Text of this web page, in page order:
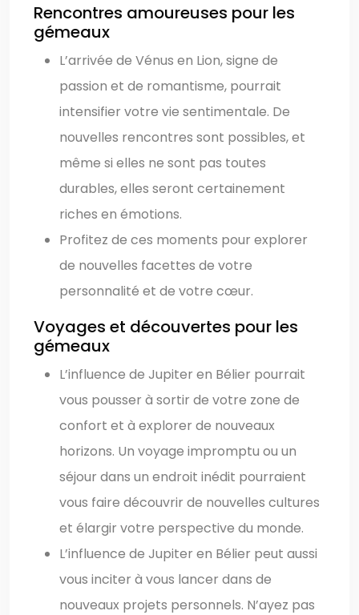
Rencontres amoureuses pour les
gémeaux
L’arrivée de Vénus en Lion, signe de
passion et de romantisme, pourrait
intensifier votre vie sentimentale. De
nouvelles rencontres sont possibles, et
même si elles ne sont pas toutes
durables, elles seront certainement
riches en émotions.
Profitez de ces moments pour explorer
de nouvelles facettes de votre
personnalité et de votre cœur.
Voyages et découvertes pour les
gémeaux
L’influence de Jupiter en Bélier pourrait
vous pousser à sortir de votre zone de
confort et à explorer de nouveaux
horizons. Un voyage impromptu ou un
séjour dans un endroit inédit pourraient
vous faire découvrir de nouvelles cultures
et élargir votre perspective du monde.
L’influence de Jupiter en Bélier peut aussi
vous inciter à vous lancer dans de
nouveaux projets personnels. N’ayez pas